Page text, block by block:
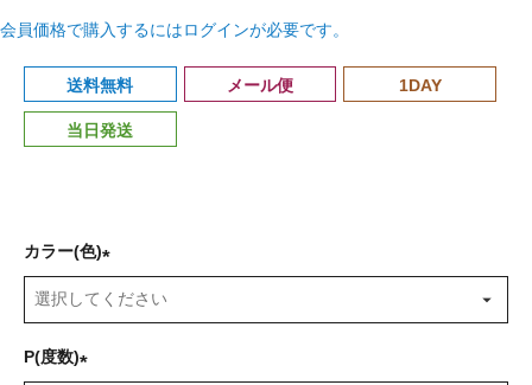
会員価格で購入するにはログインが必要です。
送料無料 メール便 1DAY
当日発送
カラー(色)
必
)
P(度数)